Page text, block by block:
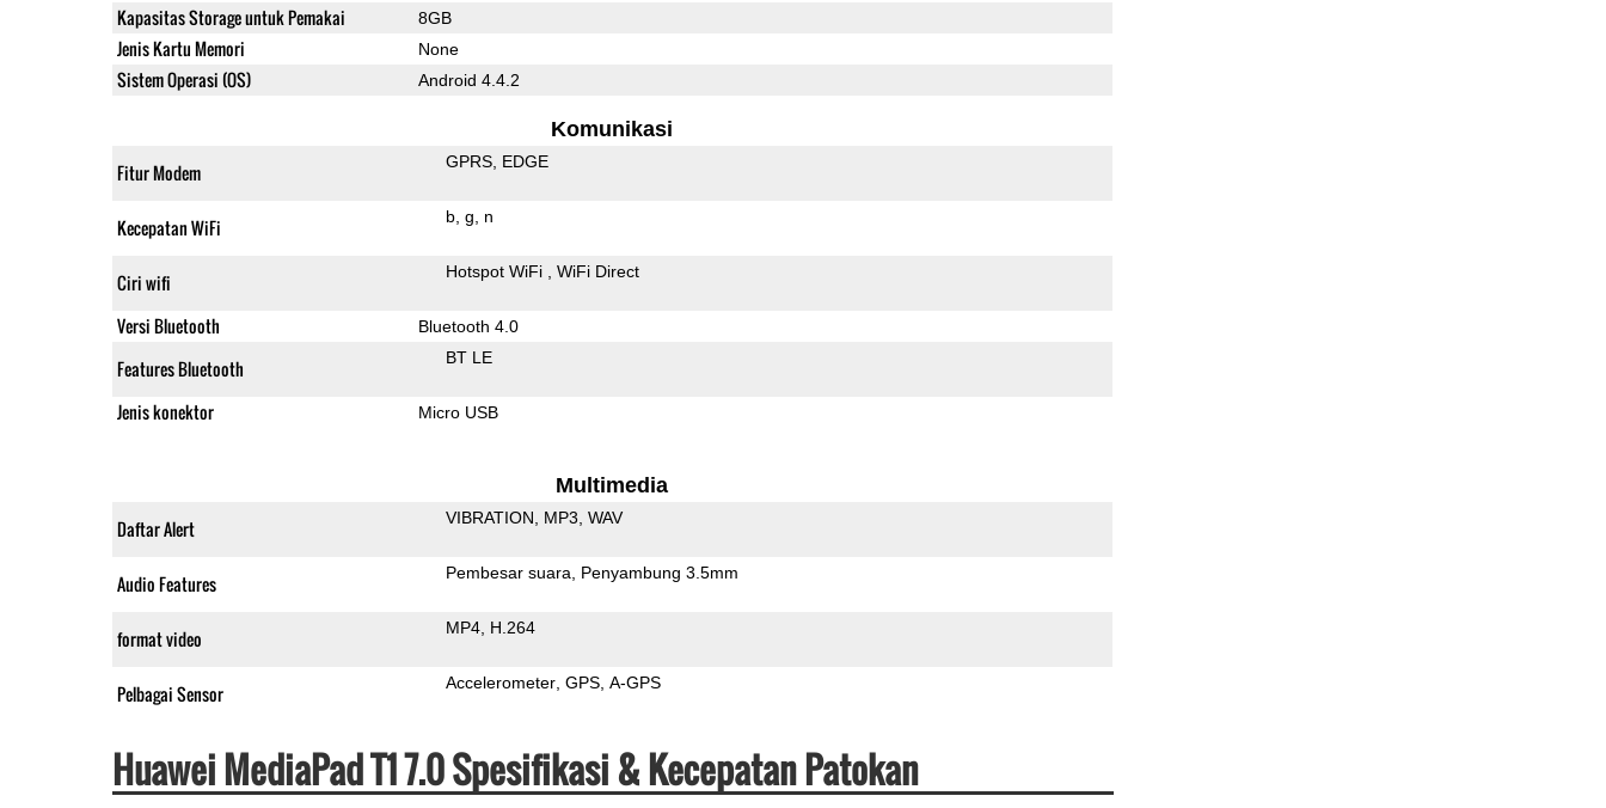
Kapasitas Storage untuk Pemakai 8GB
Jenis Kartu Memori None
Sistem Operasi (OS) Android 4.4.2
Komunikasi
Fitur Modem GPRS EDGE
Kecepatan WiFi b g n
Ciri wifi Hotspot WiFi WiFi Direct
Versi Bluetooth Bluetooth 4.0
Features Bluetooth BT LE
Jenis konektor Micro USB
Multimedia
Daftar Alert VIBRATION MP3 WAV
Audio Features Pembesar suara Penyambung 3.5mm
format video MP4 H.264
Pelbagai Sensor Accelerometer GPS A-GPS
Huawei MediaPad T1 7.0 Spesifikasi & Kecepatan Patokan